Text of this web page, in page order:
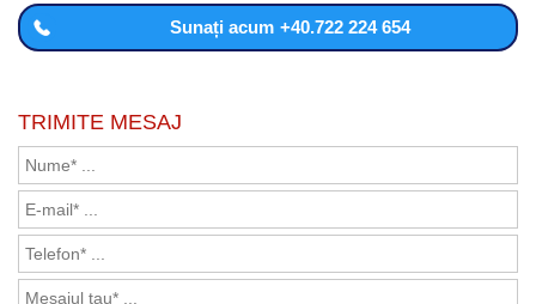
Sunați acum +40.722 224 654
TRIMITE MESAJ